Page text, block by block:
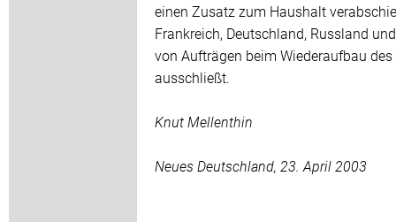
einen Zusatz zum Haushalt
Frankreich, Deutschland, Russland
von Aufträgen beim Wiederaufbau des
ausschließt.
Knut Mellenthin
Neues Deutschland, 23. April 2003